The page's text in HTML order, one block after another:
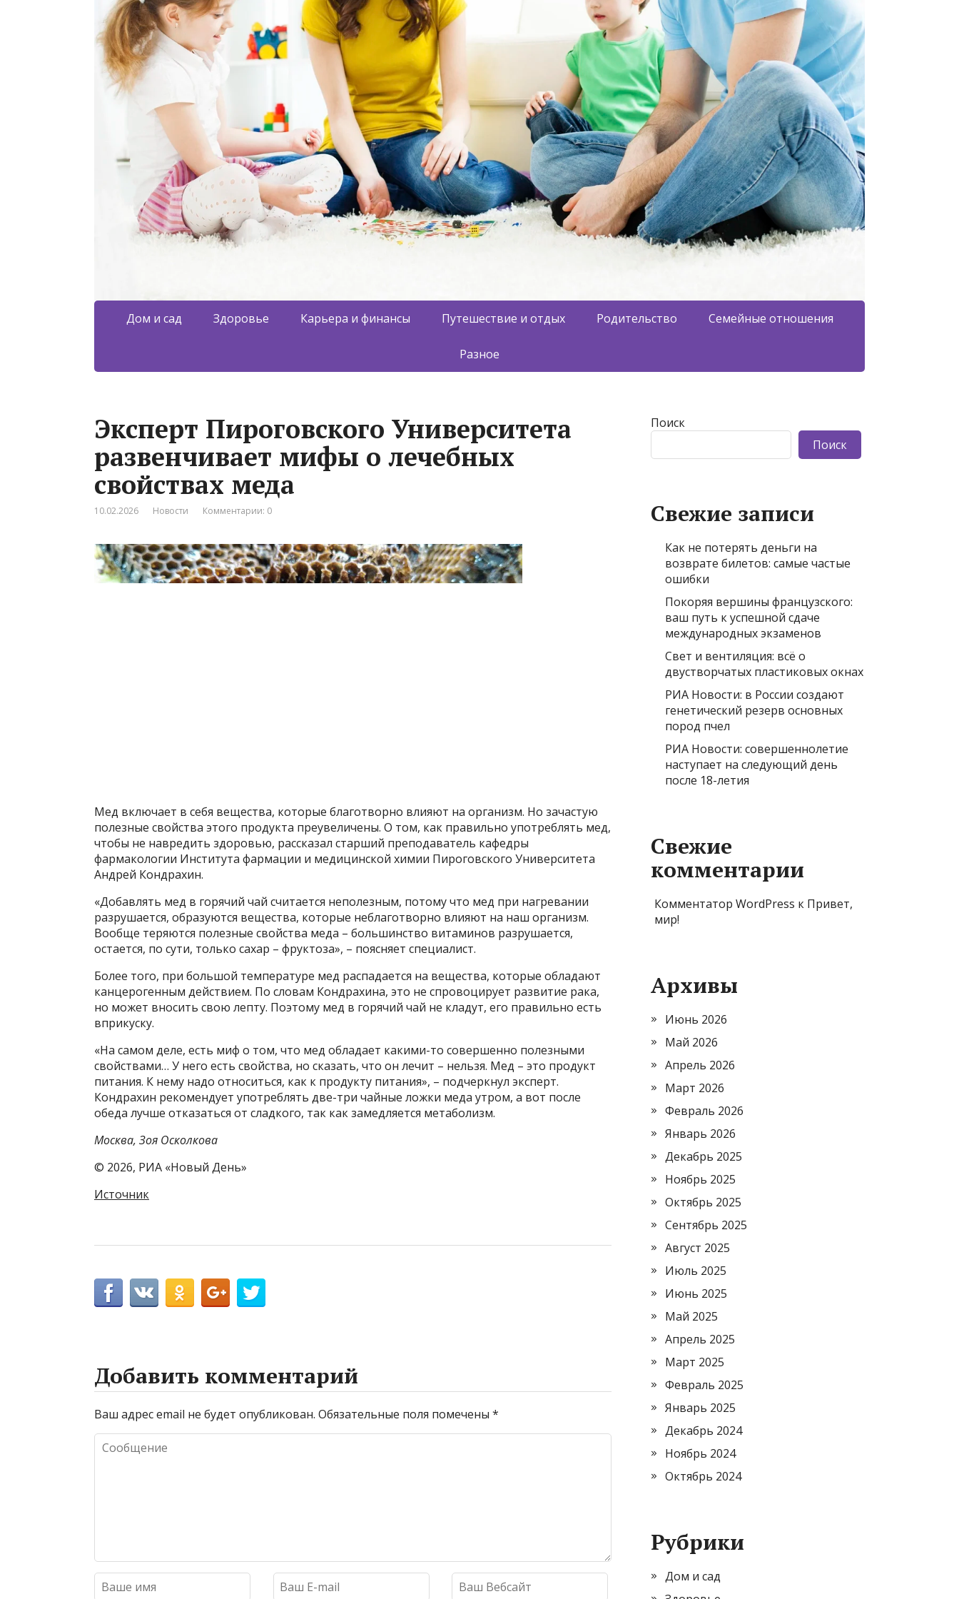
Дом и сад Здоровье Карьера и финансы Путешествие и отдых Родительство Семейные отношения
Разное
Эксперт Пироговского Университета
развенчивает мифы о лечебных
свойствах меда
10.02.2026 Новости Комментарии: 0
Мед включает в себя вещества, которые благотворно влияют на организм. Но зачастую
полезные свойства этого продукта преувеличены. О том, как правильно употреблять мед,
чтобы не навредить здоровью, рассказал старший преподаватель кафедры
фармакологии Института фармации и медицинской химии Пироговского Университета
Андрей Кондрахин.
«Добавлять мед в горячий чай считается неполезным, потому что мед при нагревании
разрушается, образуются вещества, которые неблаготворно влияют на наш организм.
Вообще теряются полезные свойства меда – большинство витаминов разрушается,
остается, по сути, только сахар – фруктоза», – поясняет специалист.
Более того, при большой температуре мед распадается на вещества, которые обладают
канцерогенным действием. По словам Кондрахина, это не спровоцирует развитие рака,
но может вносить свою лепту. Поэтому мед в горячий чай не кладут, его правильно есть
вприкуску.
«На самом деле, есть миф о том, что мед обладает какими-то совершенно полезными
свойствами… У него есть свойства, но сказать, что он лечит – нельзя. Мед – это продукт
питания. К нему надо относиться, как к продукту питания», – подчеркнул эксперт.
Кондрахин рекомендует употреблять две-три чайные ложки меда утром, а вот после
обеда лучше отказаться от сладкого, так как замедляется метаболизм.
Москва, Зоя Осколкова
© 2026, РИА «Новый День»
Источник
Добавить комментарий
Ваш адрес email не будет опубликован. Обязательные поля помечены *
Поиск
Поиск
Свежие записи
Как не потерять деньги на
возврате билетов: самые частые
ошибки
Покоряя вершины французского:
ваш путь к успешной сдаче
международных экзаменов
Свет и вентиляция: всё о
двустворчатых пластиковых окнах
РИА Новости: в России создают
генетический резерв основных
пород пчел
РИА Новости: совершеннолетие
наступает на следующий день
после 18-летия
Свежие
комментарии
Комментатор WordPress к Привет,
мир!
Архивы
Июнь 2026
Май 2026
Апрель 2026
Март 2026
Февраль 2026
Январь 2026
Декабрь 2025
Ноябрь 2025
Октябрь 2025
Сентябрь 2025
Август 2025
Июль 2025
Июнь 2025
Май 2025
Апрель 2025
Март 2025
Февраль 2025
Январь 2025
Декабрь 2024
Ноябрь 2024
Октябрь 2024
Рубрики
Дом и сад